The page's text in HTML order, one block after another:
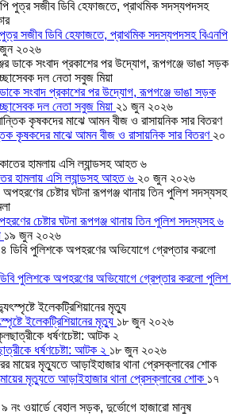
সজীব ডিবি হেফাজতে, প্রাথমিক সদস্যপদসহ বিএনপি
২০২৬
ডাকে সংবাদ প্রকাশের পর উদ্যোগ, রূপগঞ্জে ভাঙা সড়ক
দল নেতা সবুজ মিয়া ২১ জুন ২০২৬
কৃষকদের মাঝে আমন বীজ ও রাসায়নিক সার বিতরণ ২০
হামলায় এসি ল্যান্ডসহ আহত ৬ ২০ জুন ২০২৬
চেষ্টার ঘটনা রূপগঞ্জ থানায় তিন পুলিশ সদস্যসহ ৬
১৯ জুন ২০২৬
পুলিশকে অপহরণের অভিযোগে গ্রেপ্তার করলো পুলিশ
ইলেকট্রিশিয়ানের মৃত্যু ১৮ জুন ২০২৬
ধর্ষণচেষ্টা: আটক ২ ১৮ জুন ২০২৬
মায়ের মৃত্যুতে আড়াইহাজার থানা প্রেসক্লাবের শোক ১৭